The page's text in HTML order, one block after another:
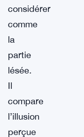
considérer
comme
la
partie
lésée.
Il
compare
l’illusion
perçue